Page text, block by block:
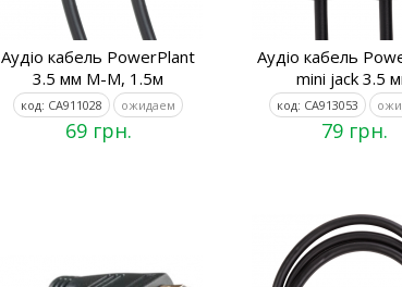
Аудіо кабель PowerPlant
3.5 мм M-M, 1.5м
код: CA911028 ожидаем
69 грн.
Аудіо кабель
mini jack 3.5
код: CA913053
79 грн.